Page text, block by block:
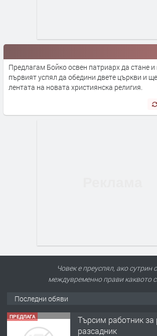
Предлагам Бойко освен патриарх да стане
първият успял да обедини двете църкви и
лентата на новата християнска религия.
Човек е преуспял, ако сутрин
междувременно прави каквото
Последни обяви
ПРЕДЛАГА
Търсим работник за
разсадник